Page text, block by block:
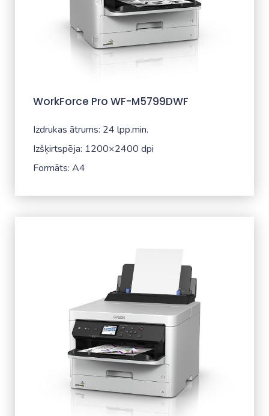
WorkForce Pro WF-M5799DWF
Izdrukas ātrums: 24 lpp.min.
Izšķirtspēja: 1200×2400 dpi
Formāts: A4